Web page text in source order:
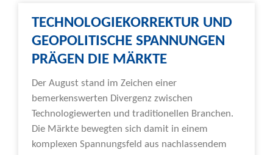
TECHNOLOGIEKORREKTUR UND
GEOPOLITISCHE SPANNUNGEN
PRÄGEN DIE MÄRKTE
Der August stand im Zeichen einer
bemerkenswerten Divergenz zwischen
Technologiewerten und traditionellen Branchen.
Die Märkte bewegten sich damit in einem
komplexen Spannungsfeld aus nachlassendem